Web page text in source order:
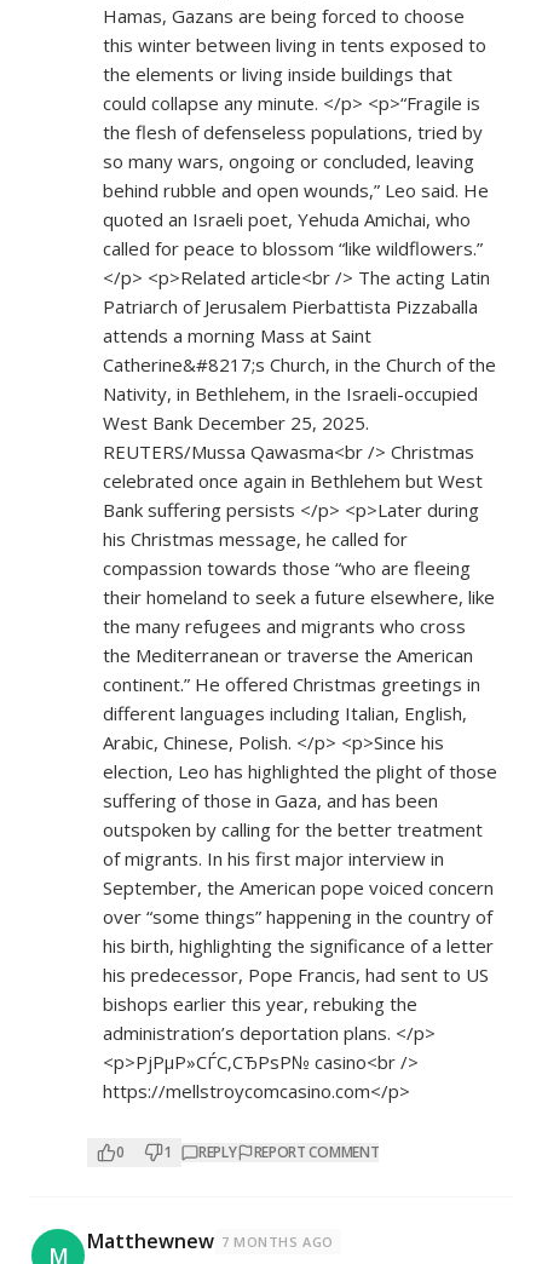
Hamas, Gazans are being forced to choose
this winter between living in tents exposed to
the elements or living inside buildings that
could collapse any minute. </p> <p>“Fragile is
the flesh of defenseless populations, tried by
so many wars, ongoing or concluded, leaving
behind rubble and open wounds,” Leo said. He
quoted an Israeli poet, Yehuda Amichai, who
called for peace to blossom “like wildflowers.”
</p> <p>Related article<br /> The acting Latin
Patriarch of Jerusalem Pierbattista Pizzaballa
attends a morning Mass at Saint
Catherine&#8217;s Church, in the Church of the
Nativity, in Bethlehem, in the Israeli-occupied
West Bank December 25, 2025.
REUTERS/Mussa Qawasma<br /> Christmas
celebrated once again in Bethlehem but West
Bank suffering persists </p> <p>Later during
his Christmas message, he called for
compassion towards those “who are fleeing
their homeland to seek a future elsewhere, like
the many refugees and migrants who cross
the Mediterranean or traverse the American
continent.” He offered Christmas greetings in
different languages including Italian, English,
Arabic, Chinese, Polish. </p> <p>Since his
election, Leo has highlighted the plight of those
suffering of those in Gaza, and has been
outspoken by calling for the better treatment
of migrants. In his first major interview in
September, the American pope voiced concern
over “some things” happening in the country of
his birth, highlighting the significance of a letter
his predecessor, Pope Francis, had sent to US
bishops earlier this year, rebuking the
administration’s deportation plans. </p>
<p>РјРµР»СЃС‚СЂРѕР№ casino<br />
https://mellstroycomcasino.com</p>
0 1 REPLY REPORT COMMENT
M Matthewnew 7 MONTHS AGO